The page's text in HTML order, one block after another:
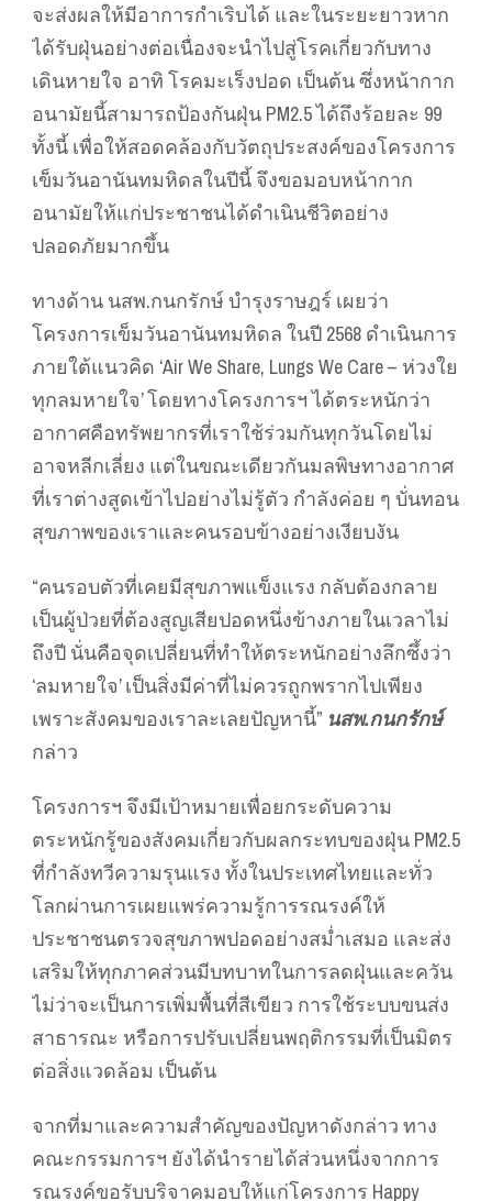
จะส่งผลให้มีอาการกำเริบได้ และในระยะยาวหาก
ได้รับฝุ่นอย่างต่อเนื่องจะนำไปสู่โรคเกี่ยวกับทาง
เดินหายใจ อาทิ โรคมะเร็งปอด เป็นต้น ซึ่งหน้ากาก
อนามัยนี้สามารถป้องกันฝุ่น PM2.5 ได้ถึงร้อยละ 99
ทั้งนี้ เพื่อให้สอดคล้องกับวัตถุประสงค์ของโครงการ
เข็มวันอานันทมหิดลในปีนี้ จึงขอมอบหน้ากาก
อนามัยให้แก่ประชาชนได้ดำเนินชีวิตอย่าง
ปลอดภัยมากขึ้น
ทางด้าน นสพ.กนกรักษ์ บำรุงราษฎร์ เผยว่า
โครงการเข็มวันอานันทมหิดล ในปี 2568 ดำเนินการ
ภายใต้แนวคิด ‘Air We Share, Lungs We Care – ห่วงใย
ทุกลมหายใจ’ โดยทางโครงการฯ ได้ตระหนักว่า
อากาศคือทรัพยากรที่เราใช้ร่วมกันทุกวันโดยไม่
อาจหลีกเลี่ยง แต่ในขณะเดียวกันมลพิษทางอากาศ
ที่เราต่างสูดเข้าไปอย่างไม่รู้ตัว กำลังค่อย ๆ บั่นทอน
สุขภาพของเราและคนรอบข้างอย่างเงียบงัน
“คนรอบตัวที่เคยมีสุขภาพแข็งแรง กลับต้องกลาย
เป็นผู้ป่วยที่ต้องสูญเสียปอดหนึ่งข้างภายในเวลาไม่
ถึงปี นั่นคือจุดเปลี่ยนที่ทำให้ตระหนักอย่างลึกซึ้งว่า
‘ลมหายใจ’ เป็นสิ่งมีค่าที่ไม่ควรถูกพรากไปเพียง
เพราะสังคมของเราละเลยปัญหานี้” นสพ.กนกรักษ์
กล่าว
โครงการฯ จึงมีเป้าหมายเพื่อยกระดับความ
ตระหนักรู้ของสังคมเกี่ยวกับผลกระทบของฝุ่น PM2.5
ที่กำลังทวีความรุนแรง ทั้งในประเทศไทยและทั่ว
โลกผ่านการเผยแพร่ความรู้การรณรงค์ให้
ประชาชนตรวจสุขภาพปอดอย่างสม่ำเสมอ และส่ง
เสริมให้ทุกภาคส่วนมีบทบาทในการลดฝุ่นและควัน
ไม่ว่าจะเป็นการเพิ่มพื้นที่สีเขียว การใช้ระบบขนส่ง
สาธารณะ หรือการปรับเปลี่ยนพฤติกรรมที่เป็นมิตร
ต่อสิ่งแวดล้อม เป็นต้น
จากที่มาและความสำคัญของปัญหาดังกล่าว ทาง
คณะกรรมการฯ ยังได้นำรายได้ส่วนหนึ่งจากการ
รณรงค์ขอรับบริจาคมอบให้แก่โครงการ Happy